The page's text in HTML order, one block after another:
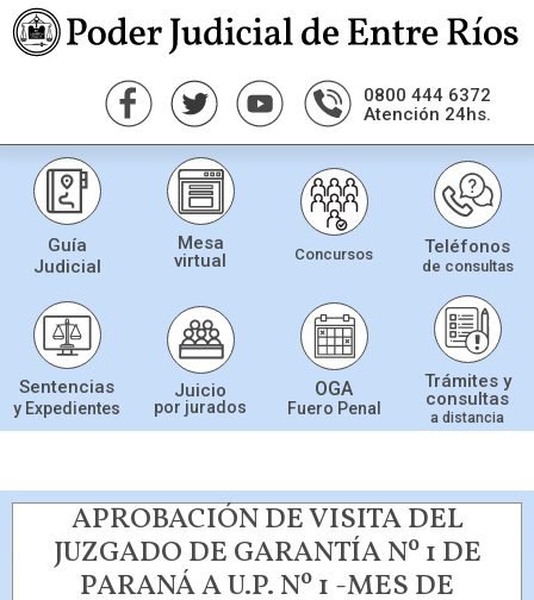
0800 444 6372
Atención 24hs.
Guía
Judicial
Mesa
virtual
Concursos Teléfonos
de consultas
Sentencias
y Expedientes
Juicio
por jurados
OGA
Fuero Penal
Trámites y
consultas
a distancia
APROBACIÓN DE VISITA DEL
JUZGADO DE GARANTÍA Nº 1 DE
PARANÁ A U.P. Nº 1 -MES DE